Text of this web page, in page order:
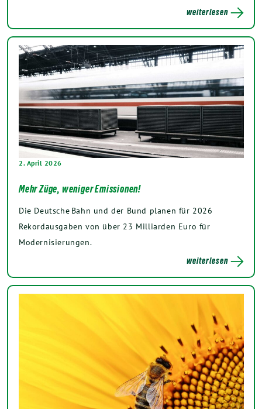
weiterlesen
2. April 2026
Mehr Züge, weniger Emissionen!
Die Deutsche Bahn und der Bund planen für 2026
Rekordausgaben von über 23 Milliarden Euro für
Modernisierungen.
weiterlesen